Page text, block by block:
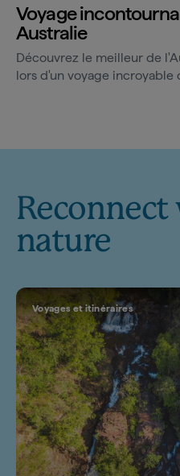
Voyage
Australie
Découvrez le meilleur de
lors d'un voyage incroyable
nature
Voyages et itinéraires